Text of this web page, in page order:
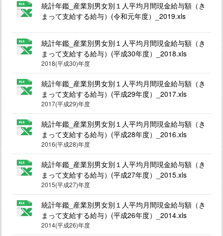
統計年鑑_産業別男女別１人平均月間現金給与額（き
まって支給する給与）(令和元年度）_2019.xls
統計年鑑_産業別男女別１人平均月間現金給与額（き
まって支給する給与）(平成30年度）_2018.xls
2018(平成30)年度
統計年鑑_産業別男女別１人平均月間現金給与額（き
まって支給する給与）(平成29年度）_2017.xls
2017(平成29)年度
統計年鑑_産業別男女別１人平均月間現金給与額（き
まって支給する給与）(平成28年度）_2016.xls
2016(平成28)年度
統計年鑑_産業別男女別１人平均月間現金給与額（き
まって支給する給与）(平成27年度）_2015.xls
2015(平成27)年度
統計年鑑_産業別男女別１人平均月間現金給与額（き
まって支給する給与）(平成26年度）_2014.xls
2014(平成26)年度